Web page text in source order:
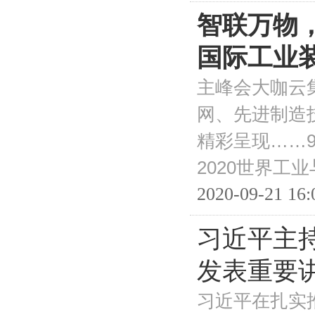
智联万物
国际工业
主峰会大咖云
网、先进制
精彩呈现……9
2020世界工
2020-09-21
习近平主
发表重要
习近平在扎实